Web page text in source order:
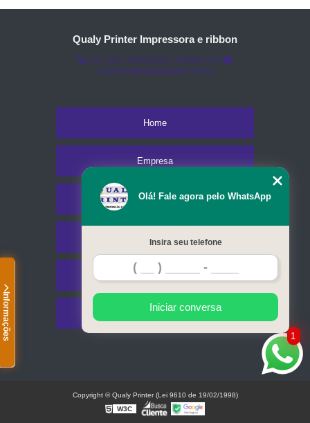
Informações
Qualy Printer Impressora e ribbon
(11) 3451-3366
(11) 91098-5778
comercial@qualyprinter.com.br
Home
Empresa
Missão
Serviços
Contato
Mapa do site
1
Olá! Fale agora pelo WhatsApp
Insira seu telefone
Iniciar conversa
Copyright © Qualy Printer (Lei 9610 de 19/02/1998)
W3C